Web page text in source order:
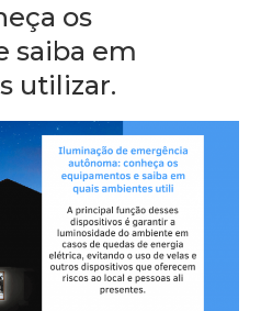
os
saiba em
utilizar.